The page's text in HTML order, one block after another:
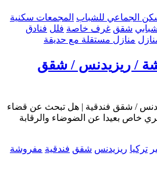
الجماعي للشباب المجمعات سكنية
شقق غرف خاصة فلل فنادق
منازل مستقلة مع حديقة
/ ريزيدنس / شقق
/ شقق فندقية | هل تبحث عن قضاء
خاص بعيدا عن الضوضاء والرقابة
تركيا ريزيدنس شقق فندقية مفروشة